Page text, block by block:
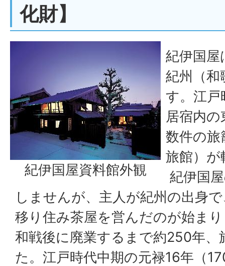
化財】
紀伊国屋資料館外観
紀伊国屋
紀州（和
す。江戸
居宿内
数件の旅
旅館）
紀伊国
しませんが、主人が紀州の出身
移り住み茶屋を営んだのが始ま
和戦後に廃業するまで約250年、
た。江戸時代中期の元禄16年（